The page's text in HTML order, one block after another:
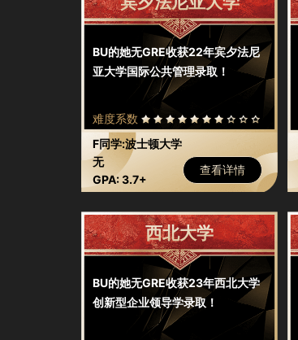
BU的她无GRE收获22年宾夕法尼
亚大学国际公共管理录取！
难度系数
F同学:波士顿大学
无
GPA: 3.7+
查看详情
西北大学
BU的她无GRE收获23年西北大学
创新型企业领导学录取！